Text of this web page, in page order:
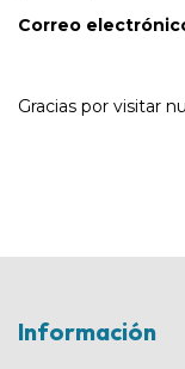
Correo
Gracias por visitar
Información